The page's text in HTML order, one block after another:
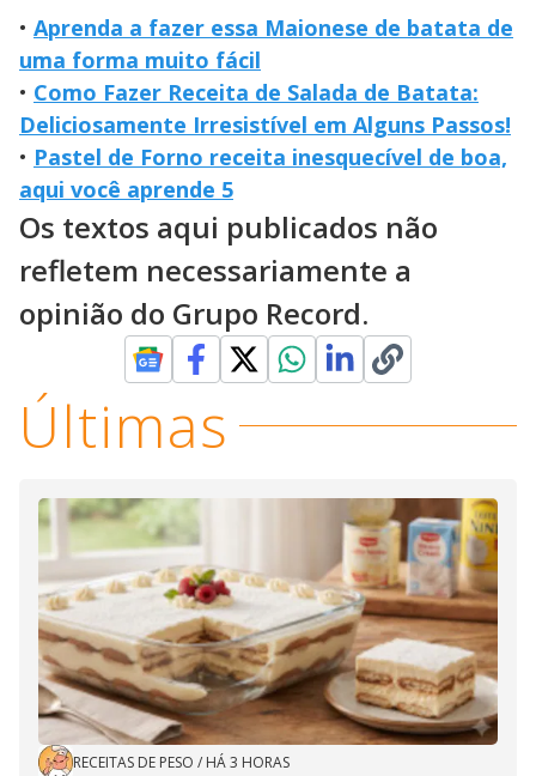
• Aprenda a fazer essa Maionese de batata de
uma forma muito fácil
• Como Fazer Receita de Salada de Batata:
Deliciosamente Irresistível em Alguns Passos!
• Pastel de Forno receita inesquecível de boa,
aqui você aprende 5
Os textos aqui publicados não
refletem necessariamente a
opinião do Grupo Record.
Últimas
RECEITAS DE PESO / HÁ 3 HORAS